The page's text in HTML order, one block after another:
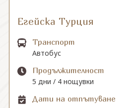
Егейска Турция
Транспорт
Автобус
Продължителност
5 дни / 4 нощувки
Дати на отпътуване